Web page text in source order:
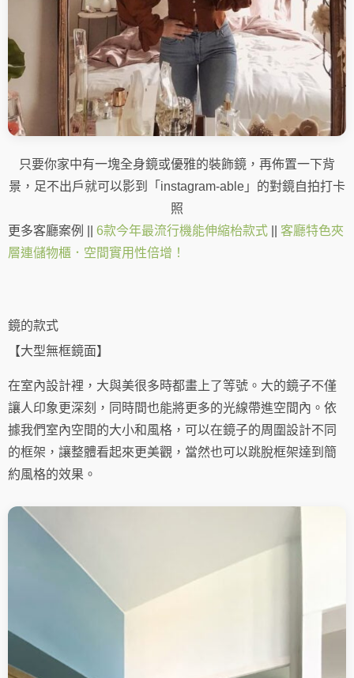
只要你家中有一塊全身鏡或優雅的裝飾鏡，再佈置一下背
景，足不出戶就可以影到「instagram-able」的對鏡自拍打卡
照
更多客廳案例 || 6款今年最流行機能伸縮枱款式
客廳特色夾
層連儲物櫃．空間實用性倍增！
鏡的款式
【大型無框鏡面】
在室內設計裡，大與美很多時都畫上了等號。大的鏡子不僅
讓人印象更深刻，同時間也能將更多的光線帶進空間內。依
據我們室內空間的大小和風格，可以在鏡子的周圍設計不同
的框架，讓整體看起來更美觀，當然也可以跳脫框架達到簡
約風格的效果。